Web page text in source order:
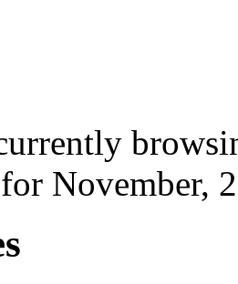
November,